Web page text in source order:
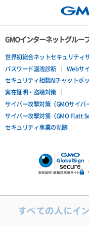
GMOインターネットグルー
世界初総合ネットセキュリティ
パスワード漏洩診断
Webサ
セキュリティ相談AIチャットボ
実在証明・盗聴対策
サイバー攻撃対策（GMOサイバ
サイバー攻撃対策（GMO Flatt
セキュリティ事業の軌跡